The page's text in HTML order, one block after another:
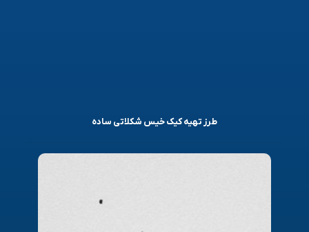
طرز تهیه کیک خیس شکلاتی ساده